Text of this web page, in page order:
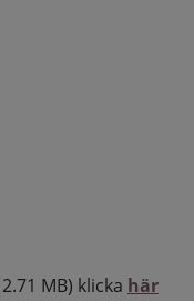
MB) klicka här